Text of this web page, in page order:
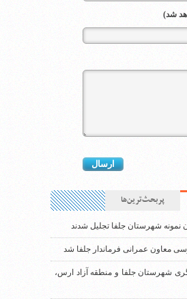
شد)
پربحث‌ترین‌ها
نمونه شهرستان جلفا تجلیل شدند
معاون عمرانی فرماندار جلفا شد
شهرستان جلفا و منطقه آزاد ارس،